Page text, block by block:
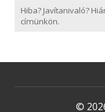
Hiba? Javítanivaló?
címünkön.
©